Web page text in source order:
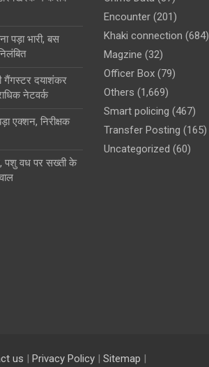
पड़ा भारी, बस
गैंगस्टर दयाशंकर
नेटवर्क
एक्शन, निरीक्षक
पशु वध पर सख्ती के
Encounter (201)
Khaki connection (684)
Magzine (32)
Officer Box (79)
Others (1,669)
Smart policing (467)
Transfer Posting (165)
Uncategorized (60)
us | Privacy Policy | Sitemap |